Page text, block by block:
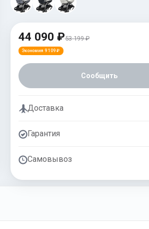
44 090 ₽53 199 ₽
Экономия 9 109 ₽
Сообщить
Доставка
Гарантия
Самовывоз